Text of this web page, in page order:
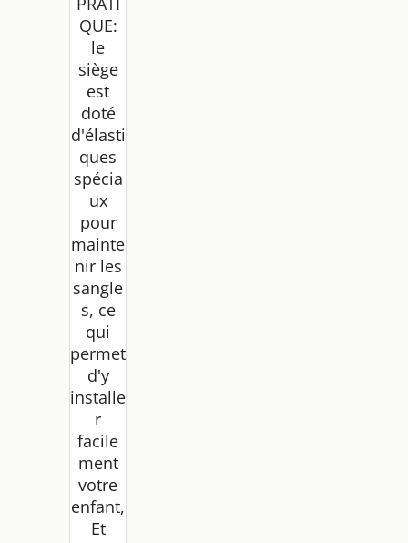
QUE:
le
siège
est
doté
d'élasti
ques
spécia
ux
pour
mainte
nir les
sangle
s, ce
qui
permet
d'y
installe
r
facile
ment
votre
enfant,
Et